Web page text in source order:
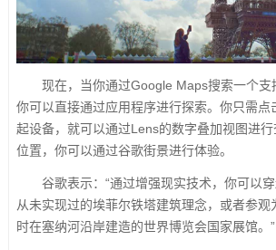
现在，当你通过Google Maps搜索一个支
你可以直接通过应用程序进行探索。你只需点
起设备，就可以通过Lens的数字叠加视图进
位置，你可以通过谷歌街景进行体验。
谷歌表示：“通过增强现实技术，你可以
从未实现过的埃菲尔铁塔建筑理念，或者参
时在塞纳河沿岸建造的世界博览会国家展馆。”